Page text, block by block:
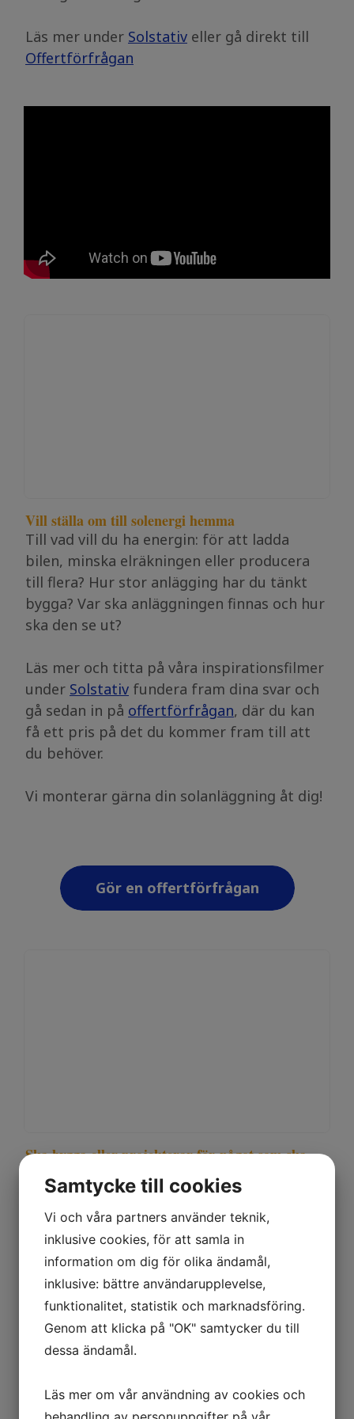
​​​​​​​Läs mer under Solstativ eller gå direkt till
Offertförfrågan
Vill ställa om till solenergi hemma
Till vad vill du ha energin: för att ladda
bilen, minska elräkningen eller producera
till flera? Hur stor anlägging har du tänkt
bygga? Var ska anläggningen finnas och hur
ska den se ut?
Läs mer och titta på våra inspirationsfilmer
under Solstativ fundera fram dina svar och
gå sedan in på offertförfrågan, där du kan
få ett pris på det du kommer fram till att
du behöver.
Vi monterar gärna din solanläggning åt dig!
Gör en offertförfrågan
Ska bygga eller projekterar för något som ska
Att skruva fundament är ett modernt
alternativ till att gjuta i betong. Skruvarna
kallas för olika saker beroende på vem som
säljer dem: markskruv, skruvfundament,
skruvpåle och jordankare.
I Taberg kallas de för Jordskruv på riktigt,
och passar för:
olika ramper och områdesskydd
Samtycke till cookies
Vi och våra partners använder teknik,
inklusive cookies, för att samla in
information om dig för olika ändamål,
inklusive: bättre användarupplevelse,
funktionalitet, statistik och marknadsföring.
Genom att klicka på "OK" samtycker du till
dessa ändamål.
Läs mer om vår användning av cookies och